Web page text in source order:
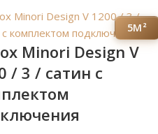
5М²
Minori Design V
/ 3 / сатин с